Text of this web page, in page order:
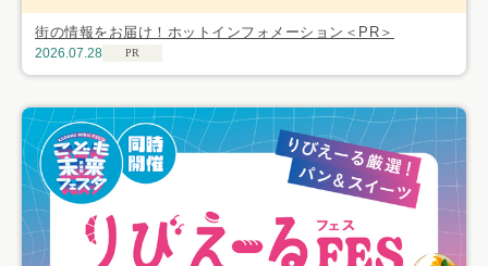
街の情報をお届け！ホットインフォメーション＜PR＞
2026.07.28 PR